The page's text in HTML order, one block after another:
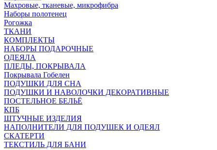
Махровые, тканевые, микрофибра
Наборы полотенец
Рогожка
ТКАНИ
КОМПЛЕКТЫ
НАБОРЫ ПОДАРОЧНЫЕ
ОДЕЯЛА
ПЛЕДЫ, ПОКРЫВАЛА
Покрывала Гобелен
ПОДУШКИ ДЛЯ СНА
ПОДУШКИ И НАВОЛОЧКИ ДЕКОРАТИВНЫЕ
ПОСТЕЛЬНОЕ БЕЛЬЁ
КПБ
ШТУЧНЫЕ ИЗДЕЛИЯ
НАПОЛНИТЕЛИ ДЛЯ ПОДУШЕК И ОДЕЯЛ
СКАТЕРТИ
ТЕКСТИЛЬ ДЛЯ БАНИ